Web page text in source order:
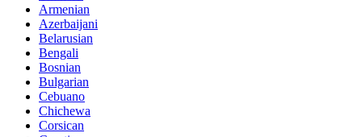
Armenian
Azerbaijani
Belarusian
Bengali
Bosnian
Bulgarian
Cebuano
Chichewa
Corsican